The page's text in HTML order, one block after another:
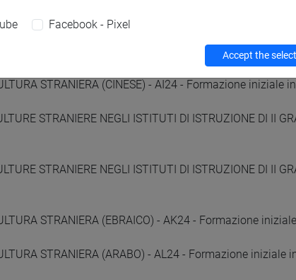
STRANIERE NEGLI ISTITUTI DI ISTRUZIONE DI II
STRANIERA (CINESE) - AI24 - Formazione iniziale
STRANIERE NEGLI ISTITUTI DI ISTRUZIONE DI II
STRANIERE NEGLI ISTITUTI DI ISTRUZIONE DI II
STRANIERA (EBRAICO) - AK24 - Formazione
STRANIERA (ARABO) - AL24 - Formazione iniziale
Facebook - Pixel
Accept the